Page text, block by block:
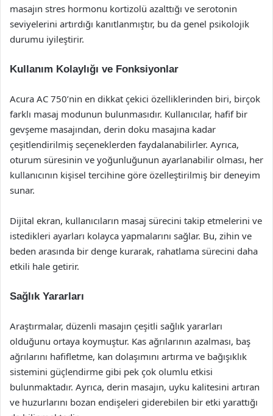
masajın stres hormonu kortizolü azalttığı ve serotonin
seviyelerini artırdığı kanıtlanmıştır, bu da genel psikolojik
durumu iyileştirir.
Kullanım Kolaylığı ve Fonksiyonlar
Acura AC 750’nin en dikkat çekici özelliklerinden biri, birçok
farklı masaj modunun bulunmasıdır. Kullanıcılar, hafif bir
gevşeme masajından, derin doku masajına kadar
çeşitlendirilmiş seçeneklerden faydalanabilirler. Ayrıca,
oturum süresinin ve yoğunluğunun ayarlanabilir olması, her
kullanıcının kişisel tercihine göre özelleştirilmiş bir deneyim
sunar.
Dijital ekran, kullanıcıların masaj sürecini takip etmelerini ve
istedikleri ayarları kolayca yapmalarını sağlar. Bu, zihin ve
beden arasında bir denge kurarak, rahatlama sürecini daha
etkili hale getirir.
Sağlık Yararları
Araştırmalar, düzenli masajın çeşitli sağlık yararları
olduğunu ortaya koymuştur. Kas ağrılarının azalması, baş
ağrılarını hafifletme, kan dolaşımını artırma ve bağışıklık
sistemini güçlendirme gibi pek çok olumlu etkisi
bulunmaktadır. Ayrıca, derin masajın, uyku kalitesini artıran
ve huzurlarını bozan endişeleri giderebilen bir etki yarattığı